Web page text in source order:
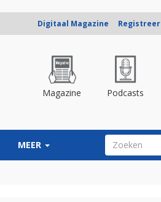
Digitaal Magazine Registreer
Magazine Podcasts
MEER ZOEKVELD